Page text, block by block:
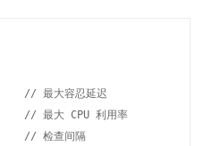
// 最大容忍延迟
// 最大 CPU 利用率
// 检查间隔